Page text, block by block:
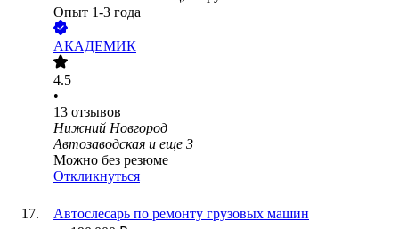
Опыт 1-3 года
АКАДЕМИК
4.5
•
13 отзывов
Нижний Новгород
Автозаводская и еще 3
Можно без резюме
Откликнуться
Автослесарь по ремонту грузовых машин